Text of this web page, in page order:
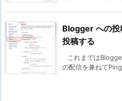
Blogger への
投稿する
これまでは
の配信を兼ねて